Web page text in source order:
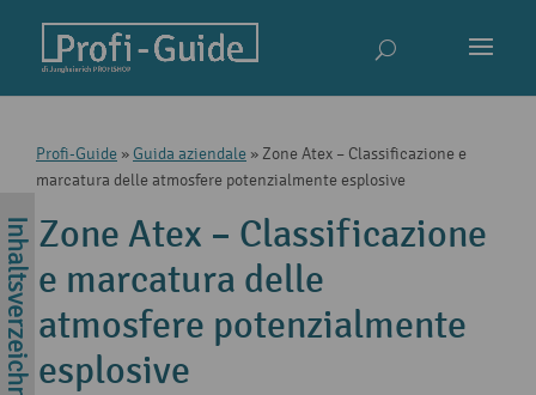
Profi-Guide » Guida aziendale » Zone Atex – Classificazione e
marcatura delle atmosfere potenzialmente esplosive
Zone Atex – Classificazione
e marcatura delle
atmosfere potenzialmente
esplosive